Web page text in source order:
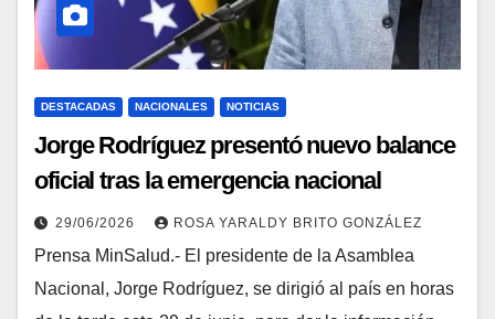
DESTACADAS NACIONALES NOTICIAS
Jorge Rodríguez presentó nuevo balance
oficial tras la emergencia nacional
29/06/2026 ROSA YARALDY BRITO GONZÁLEZ
Prensa MinSalud.- El presidente de la Asamblea
Nacional, Jorge Rodríguez, se dirigió al país en horas